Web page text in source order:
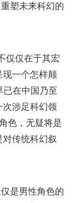
塑未来科幻的
仅仅在于其宏
一个怎样颠
已在中国乃至
次涉足科幻领
色，无疑将是
传统科幻叙
是男性角色的